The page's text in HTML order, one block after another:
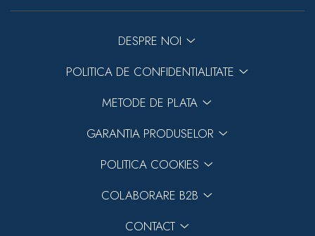
DESPRE NOI
POLITICA DE CONFIDENTIALITATE
METODE DE PLATA
GARANTIA PRODUSELOR
POLITICA COOKIES
COLABORARE B2B
CONTACT